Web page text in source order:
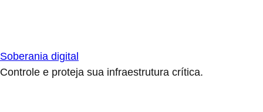
Soberania digital
Controle e proteja sua infraestrutura crítica.